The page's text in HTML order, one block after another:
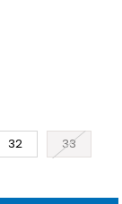
32
33